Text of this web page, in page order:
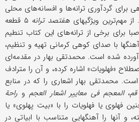
برای گردآوری ترانه‌‌ها و افسانه‌های محلی
هفتصد ترانه
۵ قطعه
برای برخی از ترانه‌های این کتاب تنطیم
از این آهنگها با صدای کوهی کرمانی تهیه و تنظیم،
شده است. محمدتقی بهار در مقدمه‌ای
«فهلویات» اشاره کرده، و آن را مترادف
محمدتقی بهار اشعاری را که در منابع
،المعجم فی معاییر اشعار العجمو راحة
فهلوی یا فهلویات را با «بیت پهلوی» یا
و آنها را آهنگهایی متناسب با ابیاتی در